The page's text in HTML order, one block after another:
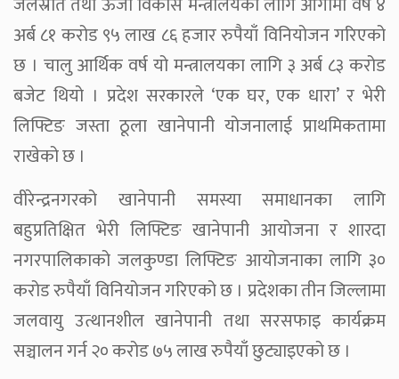
अर्ब ८१ करोड ९५ लाख ८६ हजार रुपैयाँ विनियोजन गरिएको
छ । चालु आर्थिक वर्ष यो मन्त्रालयका लागि ३ अर्ब ८३ करोड
बजेट थियो । प्रदेश सरकारले ‘एक घर, एक धारा’ र भेरी
लिफ्टिङ जस्ता ठूला खानेपानी योजनालाई प्राथमिकतामा
राखेको छ ।
वीरेन्द्रनगरको खानेपानी समस्या समाधानका लागि
बहुप्रतिक्षित भेरी लिफ्टिङ खानेपानी आयोजना र शारदा
नगरपालिकाको जलकुण्डा लिफ्टिङ आयोजनाका लागि ३०
करोड रुपैयाँ विनियोजन गरिएको छ । प्रदेशका तीन जिल्लामा
जलवायु उत्थानशील खानेपानी तथा सरसफाइ कार्यक्रम
सञ्चालन गर्न २० करोड ७५ लाख रुपैयाँ छुट्याइएको छ ।